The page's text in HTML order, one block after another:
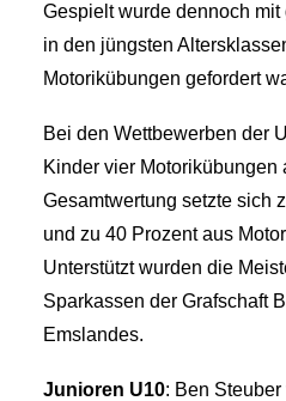
Gespielt wurde dennoch
in den jüngsten
Motorikübungen gefordert
Bei den Wettbewerben der
Kinder vier Motorikübungen
Gesamtwertung setzte sich
und zu 40 Prozent aus
Unterstützt wurden die
Sparkassen der Grafschaft
Emslandes.
Junioren U10: Ben Steuber